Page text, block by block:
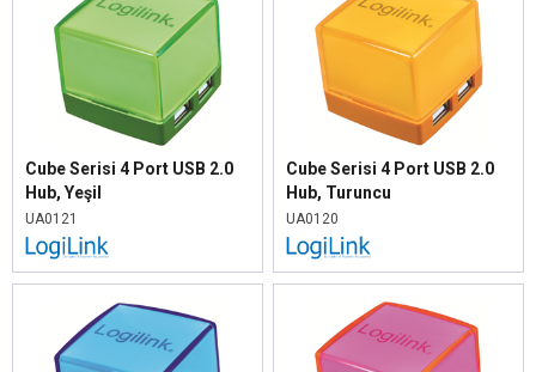
Cube Serisi 4 Port USB 2.0
Hub, Yeşil
UA0121
Cube Serisi 4 Port USB 2.0
Hub, Turuncu
UA0120